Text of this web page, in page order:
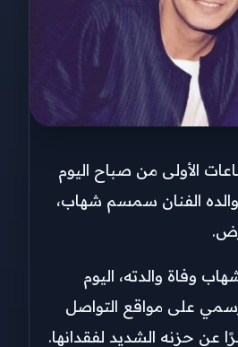
الأولى من صباح اليوم
4 يونيو 2026، والده الفنان سمسم شهاب،
وفاة والدته، اليوم
على مواقع التواصل
عن حزنه الشديد لفقدانها.